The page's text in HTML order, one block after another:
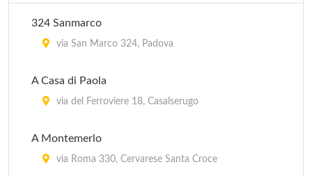
324 Sanmarco
via San Marco 324, Padova
A Casa di Paola
via del Ferroviere 18, Casalserugo
A Montemerlo
via Roma 330, Cervarese Santa Croce